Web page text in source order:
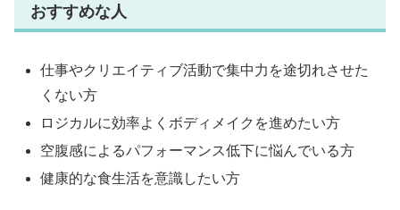
おすすめな人
仕事やクリエイティブ活動で集中力を途切れさせた
くない方
ロジカルに効率よくボディメイクを進めたい方
空腹感によるパフォーマンス低下に悩んでいる方
健康的な食生活を意識したい方